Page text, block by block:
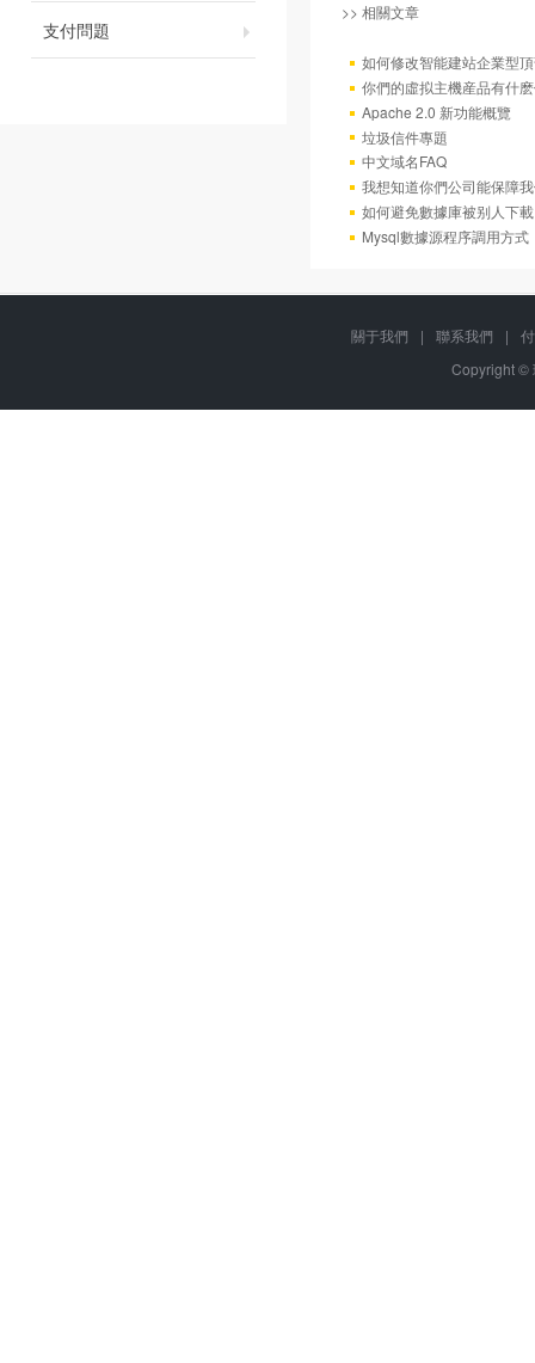
支付問題
>> 相關文章
如何修改智能建站企業型
你們的虛拟主機産品有什
Apache 2.0 新功能概覽
垃圾信件專題
中文域名FAQ
我想知道你們公司能保障
如何避免數據庫被别人下
Mysql數據源程序調用方
關于我們 | 聯系我們 |
Copyright ©